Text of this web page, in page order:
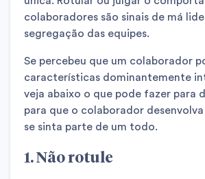
colaboradores são sinais de má
segregação das equipes.
Se percebeu que um colaborador
características dominantemente
veja abaixo o que pode fazer para
para que o colaborador
se sinta parte de um todo.
1. Não rotule